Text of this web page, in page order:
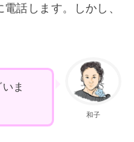
話します。しかし、
和子
ま